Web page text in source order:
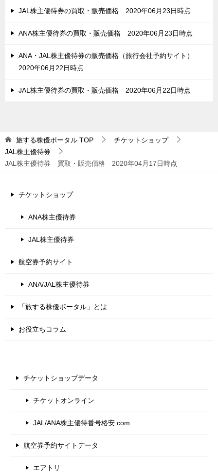
JAL株主優待券の買取・販売価格 2020年06月23日時点
ANA株主優待券の買取・販売価格 2020年06月23日時点
ANA・JAL株主優待券の販売価格（旅行会社予約サイト）
2020年06月22日時点
JAL株主優待券の買取・販売価格 2020年06月22日時点
旅する株優ポータル TOP
チケットショップ
JAL株主優待券
JAL株主優待券 買取・販売価格 2020年04月17日時点
チケットショップ
ANA株主優待券
JAL株主優待券
航空券予約サイト
ANA/JAL株主優待券
「旅する株優ポータル」とは
お役立ちコラム
チケットショップデータ
チケットオンライン
JAL/ANA株主優待番号格安.com
航空券予約サイトデータ
エアトリ